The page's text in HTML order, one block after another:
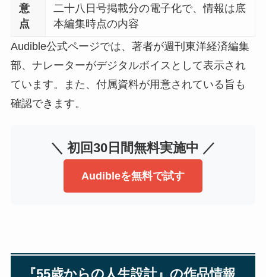
意
点
二十八日号掲載分の電子化で、情報は底
本編集時点の内容
Audible公式ページでは、著者が週刊東洋経済編集
部、ナレーターがデジタルボイスとして表示され
ています。また、付属資料が用意されている旨も
確認できます。
＼ 初回30日間無料実施中 ／
Audibleを無料で試す
『55歳からの人生設計』の作品情報